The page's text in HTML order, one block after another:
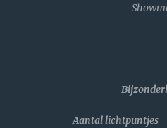
Aantal lichtpuntjes